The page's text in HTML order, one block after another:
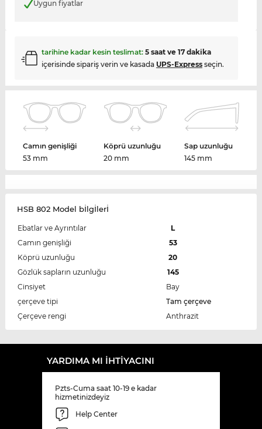
Uygun fiyatlar
tarihine kadar kesin teslimat: 5 saat ve 17 dakika
içerisinde sipariş verin ve kasada UPS-Expressseçin.
Camın genişliği
53 mm
Köprü uzunluğu
20 mm
Sap uzunluğu
145 mm
HSB 802 Model bİlgİlerİ
Ebatlar ve Ayrıntılar
L
Camın genişliği
53
Köprü uzunluğu
20
Gözlük sapların uzunluğu
145
Cinsiyet
Bay
çerçeve tipi
Tam çerçeve
Çerçeve rengi
Anthrazit
YARDIMA MI IHTIYACINI
Pzts-Cuma saat 10-19 e kadar
hizmetinizdeyiz
Help Center